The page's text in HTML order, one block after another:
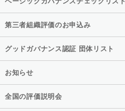
第三者組織評価のお申込み
グッドガバナンス認証 団体リスト
お知らせ
全国の評価説明会